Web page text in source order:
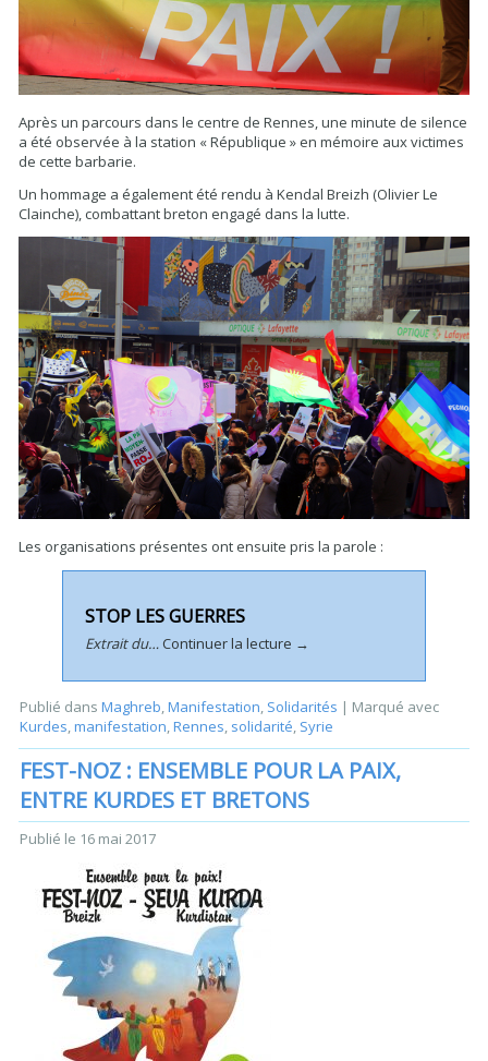
Après un parcours dans le centre de Rennes, une minute de silence
a été observée à la station « République » en mémoire aux victimes
de cette barbarie.
Un hommage a également été rendu à Kendal Breizh (Olivier Le
Clainche), combattant breton engagé dans la lutte.
Les organisations présentes ont ensuite pris la parole :
STOP LES GUERRES
Extrait du…Continuer la lecture →
Publié dans Maghreb,Manifestation, Solidarités | Marqué avec
Kurdes,manifestation,Rennes, solidarité, Syrie
FEST-NOZ : ENSEMBLE POUR LA PAIX,
ENTRE KURDES ET BRETONS
Publié le 16 mai 2017